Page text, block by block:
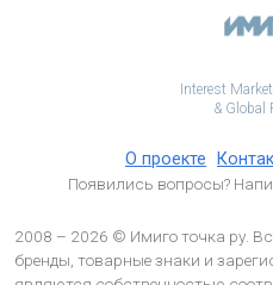
Interest
& Global
О проекте
Появились вопросы?
2008 – 2026 © Имиго точка ру.
бренды, товарные знаки и